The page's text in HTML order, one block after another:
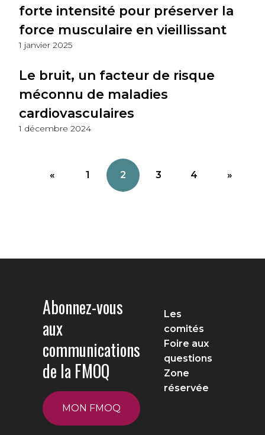
forte intensité pour préserver la
force musculaire en vieillissant
1 janvier 2025
Le bruit, un facteur de risque
méconnu de maladies
cardiovasculaires
1 décembre 2024
« 1 2 3 4 »
Abonnez-vous
aux
communications
de la FMOQ
MON FMOQ
Les
comités
Foire aux
questions
Zone
réservée